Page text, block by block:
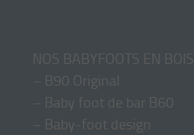
NOS BABYFOOTS EN BOIS
– B90 Original
– Baby foot de bar B60
– Baby-foot design